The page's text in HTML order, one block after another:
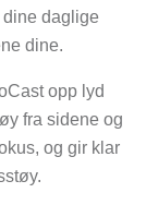
dine daglige
dine.
opp lyd
fra sidene og
og gir klar